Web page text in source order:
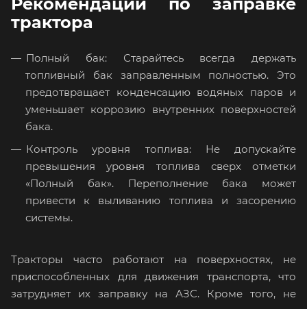
трактора
Полный бак: Старайтесь всегда держать
топливный бак заправленным полностью. Это
предотвращает конденсацию водяных паров и
уменьшает коррозию внутренних поверхностей
бака.
Контроль уровня топлива: Не допускайте
превышения уровня топлива сверх отметки
«Полный бак». Переполнение бака может
привести к выливанию топлива и засорению
системы.
Тракторы часто работают на поверхностях, не
приспособленных для движения транспорта, что
затрудняет их заправку на АЗС. Кроме того, не